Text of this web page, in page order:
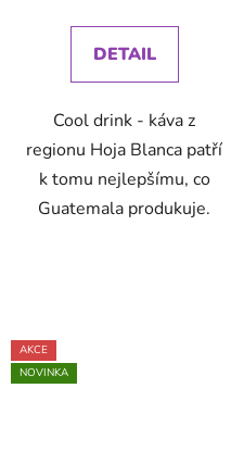
DETAIL
Cool drink - káva z
regionu Hoja Blanca patří
k tomu nejlepšímu, co
Guatemala produkuje.
AKCE
NOVINKA